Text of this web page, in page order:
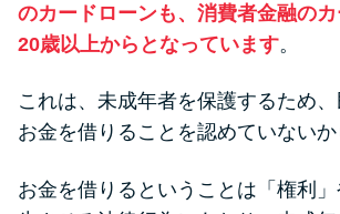
家賃払えないが強
たい…市役所に相
法2選
に悩む人へ街金を
のカードローンも、消費者金融の
20歳以上からとなっています。
これは、未成年者を保護するため
お金を借りることを認めていないか
お金を借りるということは「権利